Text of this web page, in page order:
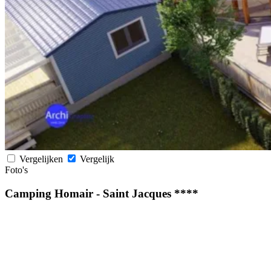
Vergelijken
Vergelijk
Foto's
Camping Homair - Saint Jacques ****